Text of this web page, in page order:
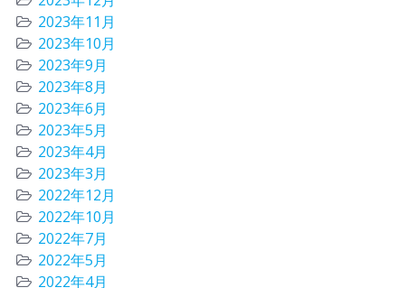
2023年11月
2023年10月
2023年9月
2023年8月
2023年6月
2023年5月
2023年4月
2023年3月
2022年12月
2022年10月
2022年7月
2022年5月
2022年4月